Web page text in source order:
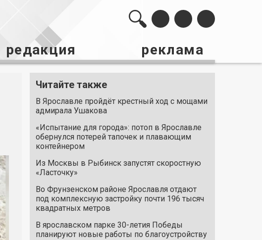
редакция реклама
Читайте также
В Ярославле пройдёт крестный ход с мощами
адмирала Ушакова
«Испытание для города»: потоп в Ярославле
обернулся потерей тапочек и плавающим
контейнером
Из Москвы в Рыбинск запустят скоростную
«Ласточку»
Во Фрунзенском районе Ярославля отдают
под комплексную застройку почти 196 тысяч
квадратных метров
В ярославском парке 30-летия Победы
планируют новые работы по благоустройству